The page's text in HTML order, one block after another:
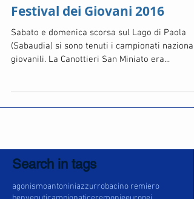
Festival dei Giovani 2016
Sabato e domenica scorsa sul Lago di Paola
(Sabaudia) si sono tenuti i campionati nazionali
giovanili. La Canottieri San Miniato era...
Search in tags
agonismoantoniniazzurrobacino remiero